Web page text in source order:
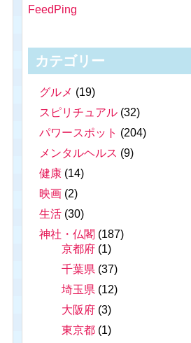
FeedPing
カテゴリー
グルメ (19)
スピリチュアル (32)
パワースポット (204)
メンタルヘルス (9)
健康 (14)
映画 (2)
生活 (30)
神社・仏閣 (187)
京都府 (1)
千葉県 (37)
埼玉県 (12)
大阪府 (3)
東京都 (1)